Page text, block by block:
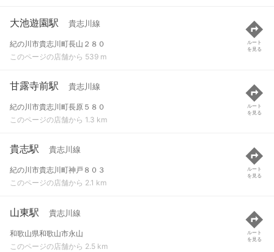
大池遊園駅 貴志川線
紀の川市貴志川町長山２８０
このページの店舗から 539 m
ルート
を見る
甘露寺前駅 貴志川線
紀の川市貴志川町長原５８０
このページの店舗から 1.3 km
ルート
を見る
貴志駅 貴志川線
紀の川市貴志川町神戸８０３
このページの店舗から 2.1 km
ルート
を見る
山東駅 貴志川線
和歌山県和歌山市永山
このページの店舗から 2.5 km
ルート
を見る